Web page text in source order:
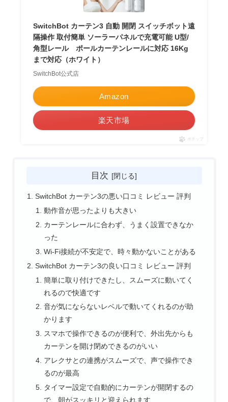
SwitchBot カーテン3 自動 開閉 スイッチボット遠
隔操作 取付簡単 ソーラーパネルで充電可能 U型/
角型レール ポールカーテンレールに対応 16Kg
まで対応（ホワイト）
SwitchBot公式店
Amazon
楽天市場
ポチップ
目次
SwitchBot カーテン3の悪い口コミ レビュー 評判
動作音が思ったよりも大きい
カーテンレールに合わず、うまく設置できなか
った
Wi-Fi接続が不安定で、時々動かないことがある
SwitchBot カーテン3の良い口コミ レビュー 評判
簡単に取り付けできたし、スムーズに動いてく
れるので快適です
音が気にならないレベルで動いてくれるのが助
かります
スマホで操作できるのが便利で、外出先からも
カーテンを開け閉めできるのがいい
アレクサとの連携がスムーズで、声で操作でき
るのが最高
タイマー設定で自動的にカーテンが開閉するの
で、朝がスッキリと迎えられます